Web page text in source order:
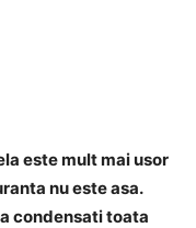
este mult mai usor
nu este asa.
condensati toata